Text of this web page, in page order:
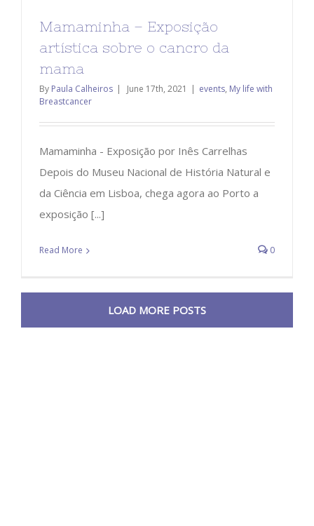
Mamaminha – Exposição
artística sobre o cancro da
mama
By Paula Calheiros | June 17th, 2021 | events, My life with
Breastcancer
Mamaminha - Exposição por Inês Carrelhas
Depois do Museu Nacional de História Natural e
da Ciência em Lisboa, chega agora ao Porto a
exposição [...]
Read More 0
LOAD MORE POSTS